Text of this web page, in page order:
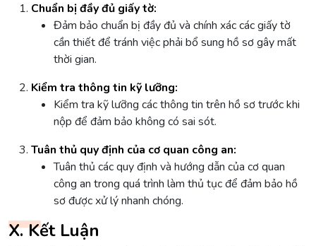
Chuẩn bị đầy đủ giấy tờ:
Đảm bảo chuẩn bị đầy đủ và chính xác các giấy tờ
cần thiết để tránh việc phải bổ sung hồ sơ gây mất
thời gian.
Kiểm tra thông tin kỹ lưỡng:
Kiểm tra kỹ lưỡng các thông tin trên hồ sơ trước khi
nộp để đảm bảo không có sai sót.
Tuân thủ quy định của cơ quan công an:
Tuân thủ các quy định và hướng dẫn của cơ quan
công an trong quá trình làm thủ tục để đảm bảo hồ
sơ được xử lý nhanh chóng.
X. Kết Luận